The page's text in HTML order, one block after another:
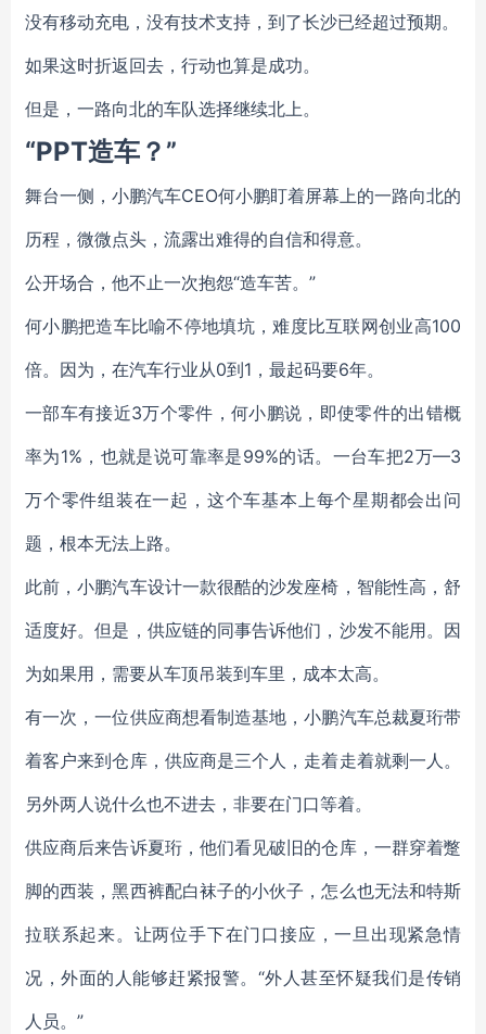
没有移动充电，没有技术支持，到了长沙已经超过预期。
如果这时折返回去，行动也算是成功。
但是，一路向北的车队选择继续北上。
“PPT造车？”
舞台一侧，小鹏汽车CEO何小鹏盯着屏幕上的一路向北的
历程，微微点头，流露出难得的自信和得意。
公开场合，他不止一次抱怨“造车苦。”
何小鹏把造车比喻不停地填坑，难度比互联网创业高100
倍。因为，在汽车行业从0到1，最起码要6年。
一部车有接近3万个零件，何小鹏说，即使零件的出错概
率为1%，也就是说可靠率是99%的话。一台车把2万—3
万个零件组装在一起，这个车基本上每个星期都会出问
题，根本无法上路。
此前，小鹏汽车设计一款很酷的沙发座椅，智能性高，舒
适度好。但是，供应链的同事告诉他们，沙发不能用。因
为如果用，需要从车顶吊装到车里，成本太高。
有一次，一位供应商想看制造基地，小鹏汽车总裁夏珩带
着客户来到仓库，供应商是三个人，走着走着就剩一人。
另外两人说什么也不进去，非要在门口等着。
供应商后来告诉夏珩，他们看见破旧的仓库，一群穿着蹩
脚的西装，黑西裤配白袜子的小伙子，怎么也无法和特斯
拉联系起来。让两位手下在门口接应，一旦出现紧急情
况，外面的人能够赶紧报警。“外人甚至怀疑我们是传销
人员。”